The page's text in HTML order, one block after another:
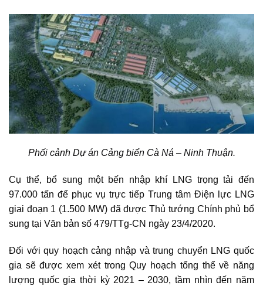
Phối cảnh Dự án Cảng biển Cà Ná – Ninh Thuận.
Cụ thể, bổ sung một bến nhập khí LNG trọng tải đến
97.000 tấn để phục vụ trực tiếp Trung tâm Điện lực LNG
giai đoạn 1 (1.500 MW) đã được Thủ tướng Chính phủ bổ
sung tại Văn bản số 479/TTg-CN ngày 23/4/2020.
Đối với quy hoạch cảng nhập và trung chuyển LNG quốc
gia sẽ được xem xét trong Quy hoạch tổng thể về năng
lượng quốc gia thời kỳ 2021 – 2030, tầm nhìn đến năm